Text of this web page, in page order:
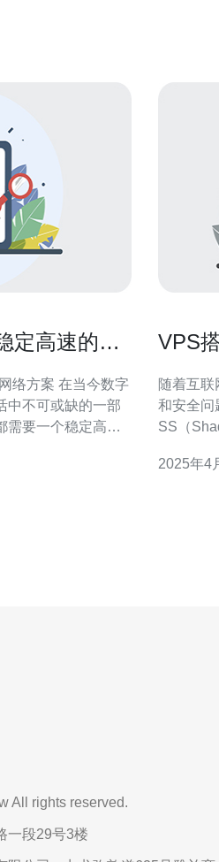
定高速的网
当今数字
中不可或缺的一部
需要一个稳定高速
VPS
随着互
和安全问
SS（
搭建SS
2025年4
All rights reserved.
一段29号3楼